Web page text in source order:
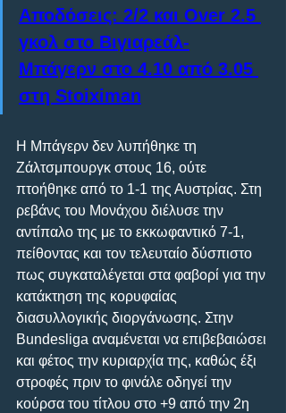
Αποδόσεις: 2/2 και Οver 2.5
γκολ στο Βιγιαρεάλ-
Μπάγερν στο 4.10 από 3.05
στη Stoiximan
Η Μπάγερν δεν λυπήθηκε τη
Ζάλτσμπουργκ στους 16, ούτε
πτοήθηκε από το 1-1 της Αυστρίας. Στη
ρεβάνς του Μονάχου διέλυσε την
αντίπαλο της με το εκκωφαντικό 7-1,
πείθοντας και τον τελευταίο δύσπιστο
πως συγκαταλέγεται στα φαβορί για την
κατάκτηση της κορυφαίας
διασυλλογικής διοργάνωσης. Στην
Bundesliga αναμένεται να επιβεβαιώσει
και φέτος την κυριαρχία της, καθώς έξι
στροφές πριν το φινάλε οδηγεί την
κούρσα του τίτλου στο +9 από την 2η